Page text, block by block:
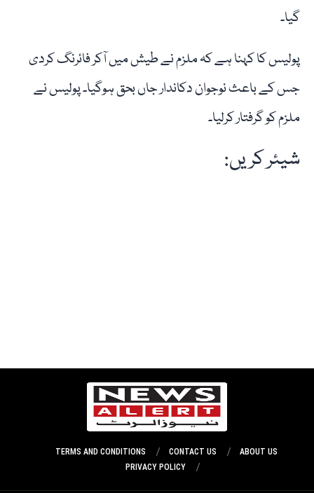
گیا۔
پولیس کا کہنا ہے کہ ملزم نے طیش میں آکر فائرنگ کردی
جس کے باعث نوجوان دکاندار جاں بحق ہوگیا۔ پولیس نے
ملزم کو گرفتار کرلیا۔
شیئر کریں:
ABOUT US
CONTACT US
TERMS AND CONDITIONS
PRIVACY POLICY